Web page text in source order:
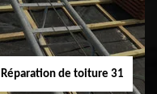
toiture 31
Réparation de toiture 31